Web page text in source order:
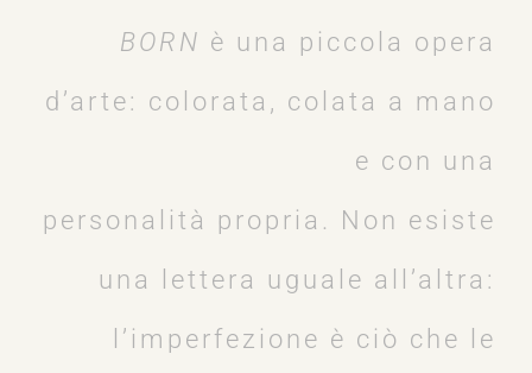
BORN è una piccola opera
d’arte: colorata, colata a mano
e con una
personalità propria. Non esiste
una lettera uguale all’altra:
l’imperfezione è ciò che le